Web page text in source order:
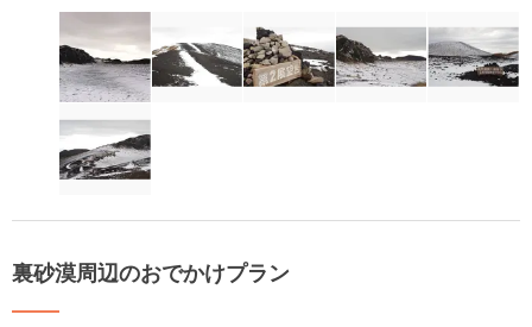
裏砂漠周辺のおでかけプラン